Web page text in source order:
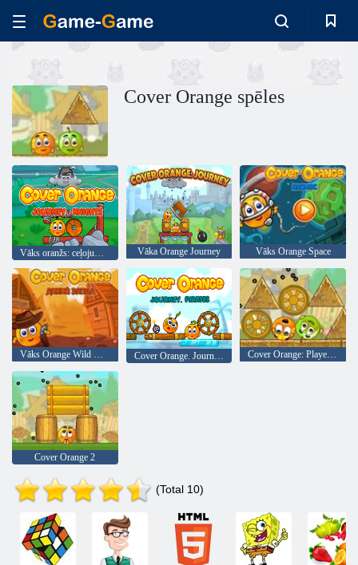
Cover Orange spēles
Vāks oranžs: ceļojuma bruņinieki Vāka Orange Journey Vāks Orange Space
Vāks Orange Wild West Cover Orange. Journey. Pirates Cover Orange: Players Pack 1
Cover Orange 2
(Total 10)